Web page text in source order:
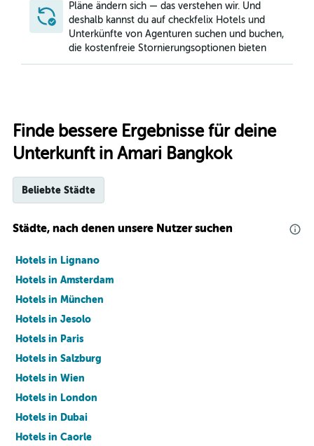
Pläne ändern sich — das verstehen wir. Und
deshalb kannst du auf checkfelix Hotels und
Unterkünfte von Agenturen suchen und buchen,
die kostenfreie Stornierungsoptionen bieten
Finde bessere Ergebnisse für deine
Unterkunft in Amari Bangkok
Beliebte Städte
Städte, nach denen unsere Nutzer suchen
Hotels in Lignano
Hotels in Amsterdam
Hotels in München
Hotels in Jesolo
Hotels in Paris
Hotels in Salzburg
Hotels in Wien
Hotels in London
Hotels in Dubai
Hotels in Caorle